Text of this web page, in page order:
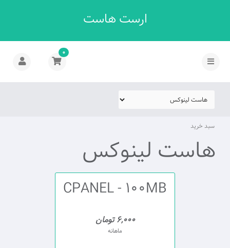
ارست هاست
0
سبد خرید
هاست لینوکس
CPANEL - 100MB
6,000 تومان
ماهانه